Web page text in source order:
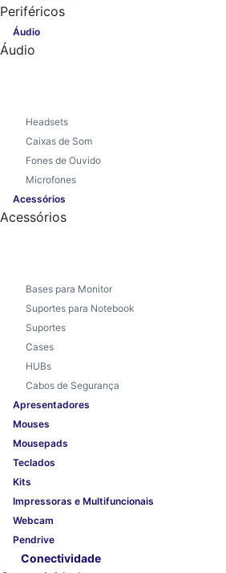
Periféricos
Áudio
Áudio
Headsets
Caixas de Som
Fones de Ouvido
Microfones
Acessórios
Acessórios
Bases para Monitor
Suportes para Notebook
Suportes
Cases
HUBs
Cabos de Segurança
Apresentadores
Mouses
Mousepads
Teclados
Kits
Impressoras e Multifuncionais
Webcam
Pendrive
Conectividade